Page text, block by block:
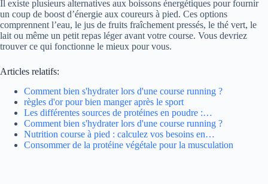
Il existe plusieurs alternatives aux boissons énergétiques pour fournir
un coup de boost d’énergie aux coureurs à pied. Ces options
comprennent l’eau, le jus de fruits fraîchement pressés, le thé vert, le
lait ou même un petit repas léger avant votre course. Vous devriez
trouver ce qui fonctionne le mieux pour vous.
Articles relatifs:
Comment bien s'hydrater lors d'une course running ?
règles d'or pour bien manger après le sport
Les différentes sources de protéines en poudre :…
Comment bien s'hydrater lors d'une course running ?
Nutrition course à pied : calculez vos besoins en…
Consommer de la protéine végétale pour la musculation